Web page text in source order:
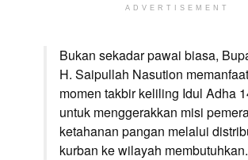
ADVERTISEMENT
Bukan sekadar pawai biasa,
H. Saipullah Nasution
momen takbir keliling Idul Adha
untuk menggerakkan misi
ketahanan pangan melalui
kurban ke wilayah membutuhkan.